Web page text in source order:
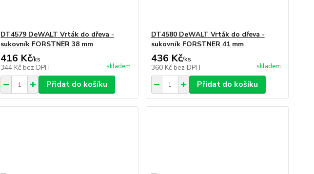
DT4579 DeWALT Vrták do dřeva -
sukovník FORSTNER 38 mm
416 Kč/ks
344 Kč bez DPH skladem
Přidat do košíku
DT4580 DeWALT Vrták do dřeva -
sukovník FORSTNER 41 mm
436 Kč/ks
360 Kč bez DPH skladem
Přidat do košíku